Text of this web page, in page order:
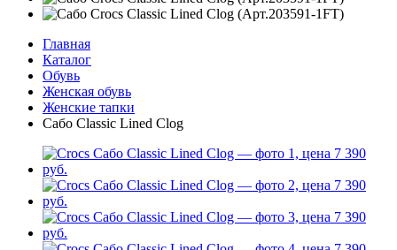
Главная
Каталог
Обувь
Женская обувь
Женские тапки
Сабо Classic Lined Clog